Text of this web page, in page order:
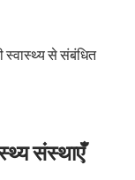
स्वास्थ्य से संबंधित
संस्थाएँ